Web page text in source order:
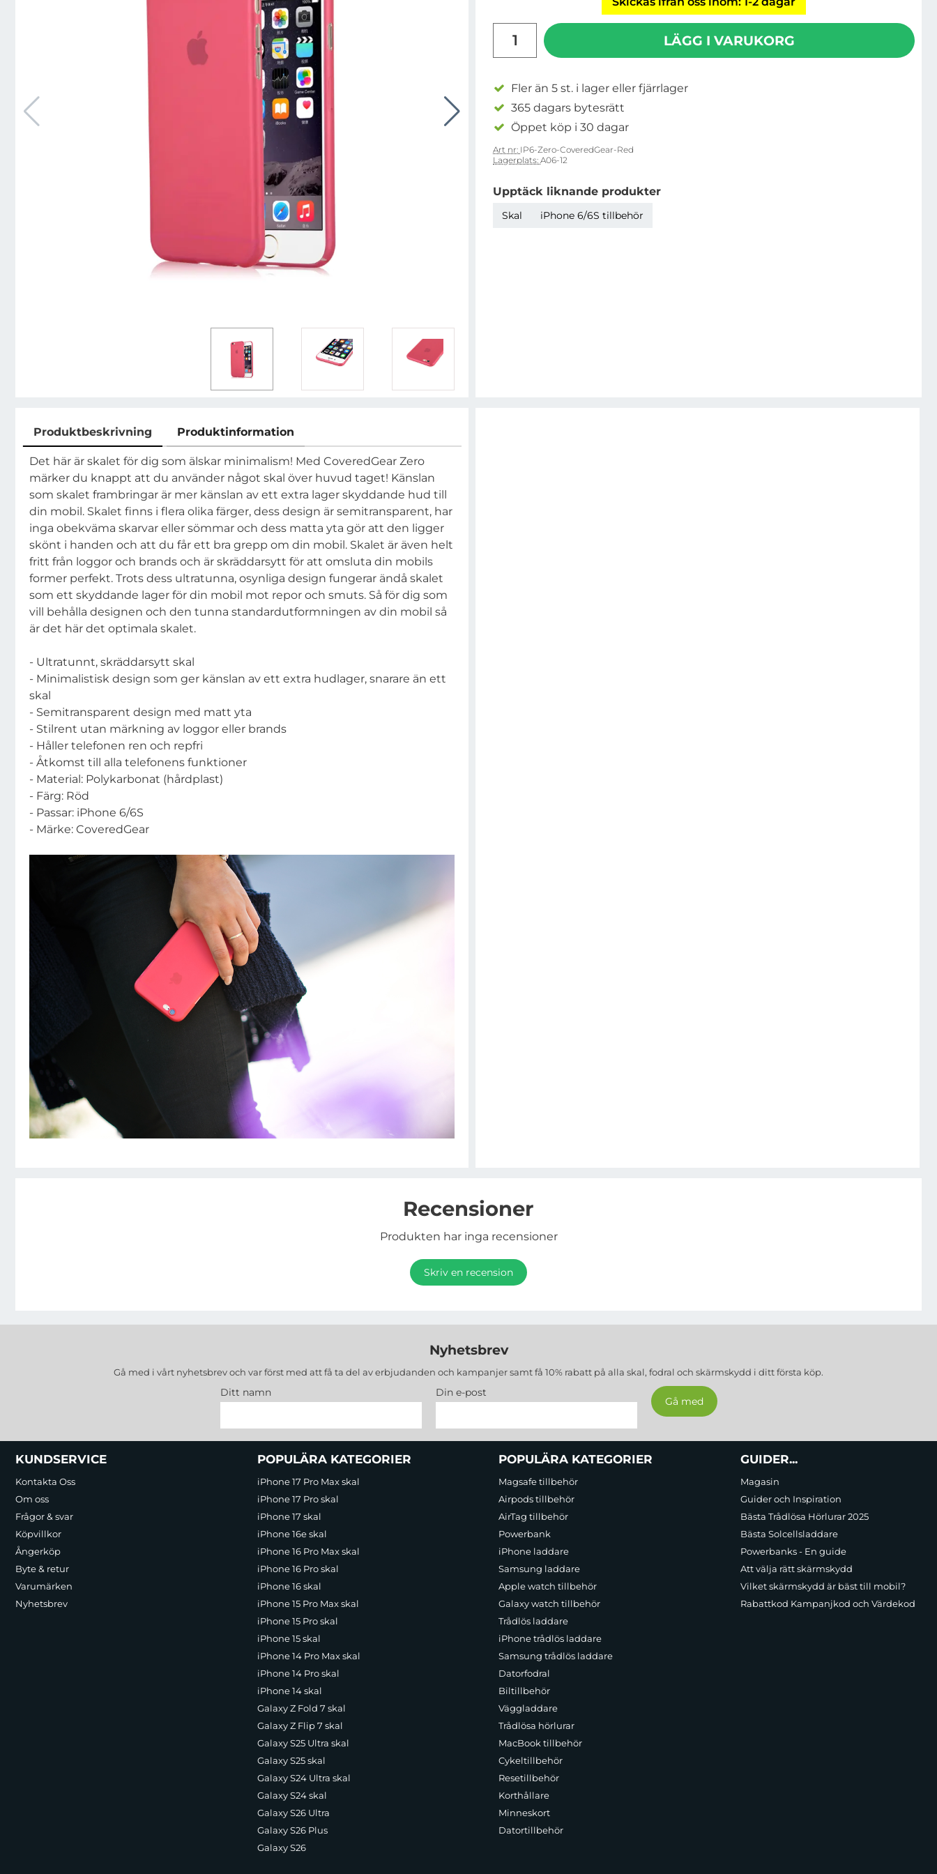
LÄGG I VARUKORG
Fler än 5 st. i lager eller fjärrlager
365 dagars bytesrätt
Öppet köp i 30 dagar
Art nr: IP6-Zero-CoveredGear-Red
Lagerplats: A06-12
Upptäck liknande produkter
Skal iPhone 6/6S tillbehör
Produktbeskrivning Produktinformation
Produktbeskrivning
Det här är skalet för dig som älskar minimalism! Med CoveredGear Zero
märker du knappt att du använder något skal över huvud taget! Känslan
som skalet frambringar är mer känslan av ett extra lager skyddande hud till
din mobil. Skalet finns i flera olika färger, dess design är semitransparent, har
inga obekväma skarvar eller sömmar och dess matta yta gör att den ligger
skönt i handen och att du får ett bra grepp om din mobil. Skalet är även helt
fritt från loggor och brands och är skräddarsytt för att omsluta din mobils
former perfekt. Trots dess ultratunna, osynliga design fungerar ändå skalet
som ett skyddande lager för din mobil mot repor och smuts. Så för dig som
vill behålla designen och den tunna standardutformningen av din mobil så
är det här det optimala skalet.
- Ultratunnt, skräddarsytt skal
- Minimalistisk design som ger känslan av ett extra hudlager, snarare än ett
skal
- Semitransparent design med matt yta
- Stilrent utan märkning av loggor eller brands
- Håller telefonen ren och repfri
- Åtkomst till alla telefonens funktioner
- Material: Polykarbonat (hårdplast)
- Färg: Röd
- Passar: iPhone 6/6S
- Märke: CoveredGear
Recensioner
Produkten har inga recensioner
Skriv en recension
Nyhetsbrev
Gå med i vårt nyhetsbrev och var först med att få ta del av erbjudanden och kampanjer samt få 10% rabatt på alla skal, fodral och skärmskydd i ditt första köp.
Ditt namn Din e-post
Sidfot Blandad info och länkar
KUNDSERVICE
Kontakta Oss
Om oss
Frågor & svar
Köpvillkor
Ångerköp
Byte & retur
Varumärken
Nyhetsbrev
POPULÄRA KATEGORIER
iPhone 17 Pro Max skal
iPhone 17 Pro skal
iPhone 17 skal
iPhone 16e skal
iPhone 16 Pro Max skal
iPhone 16 Pro skal
iPhone 16 skal
iPhone 15 Pro Max skal
iPhone 15 Pro skal
iPhone 15 skal
iPhone 14 Pro Max skal
iPhone 14 Pro skal
iPhone 14 skal
Galaxy Z Fold 7 skal
Galaxy Z Flip 7 skal
Galaxy S25 Ultra skal
Galaxy S25 skal
Galaxy S24 Ultra skal
Galaxy S24 skal
Galaxy S26 Ultra
Galaxy S26 Plus
Galaxy S26
POPULÄRA KATEGORIER
Magsafe tillbehör
Airpods tillbehör
AirTag tillbehör
Powerbank
iPhone laddare
Samsung laddare
Apple watch tillbehör
Galaxy watch tillbehör
Trådlös laddare
iPhone trådlös laddare
Samsung trådlös laddare
Datorfodral
Biltillbehör
Väggladdare
Trådlösa hörlurar
MacBook tillbehör
Cykeltillbehör
Resetillbehör
Korthållare
Minneskort
Datortillbehör
GUIDER...
Magasin
Guider och Inspiration
Bästa Trådlösa Hörlurar 2025
Bästa Solcellsladdare
Powerbanks - En guide
Att välja rätt skärmskydd
Vilket skärmskydd är bäst till mobil?
Rabattkod Kampanjkod och Värdekod